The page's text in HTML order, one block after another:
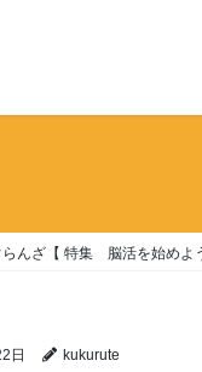
らんざ【 特集 脳活を始めよ
日 kukurute